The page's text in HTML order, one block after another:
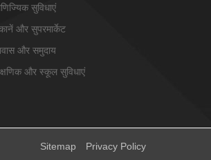
सुविधाएं
और सुपरमार्केट
और समुदाय
और स्कूल सुविधाएं
Sitemap Privacy Policy